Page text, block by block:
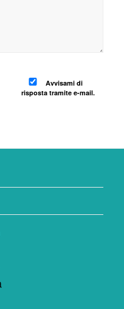
Avvisami di
risposta tramite e-mail.